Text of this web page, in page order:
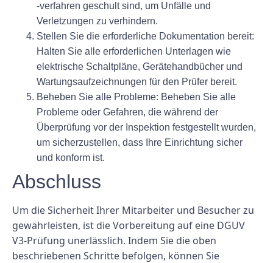
-verfahren geschult sind, um Unfälle und
Verletzungen zu verhindern.
Stellen Sie die erforderliche Dokumentation bereit:
Halten Sie alle erforderlichen Unterlagen wie
elektrische Schaltpläne, Gerätehandbücher und
Wartungsaufzeichnungen für den Prüfer bereit.
Beheben Sie alle Probleme: Beheben Sie alle
Probleme oder Gefahren, die während der
Überprüfung vor der Inspektion festgestellt wurden,
um sicherzustellen, dass Ihre Einrichtung sicher
und konform ist.
Abschluss
Um die Sicherheit Ihrer Mitarbeiter und Besucher zu
gewährleisten, ist die Vorbereitung auf eine DGUV
V3-Prüfung unerlässlich. Indem Sie die oben
beschriebenen Schritte befolgen, können Sie